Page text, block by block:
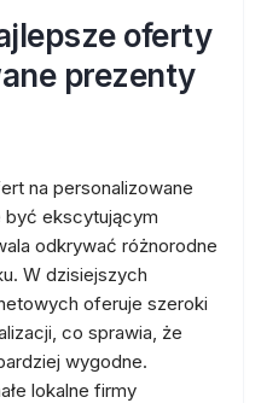
oferty
prezenty
na personalizowane
być ekscytującym
odkrywać różnorodne
W dzisiejszych
oferuje szeroki
co sprawia, że
wygodne.
lokalne firmy